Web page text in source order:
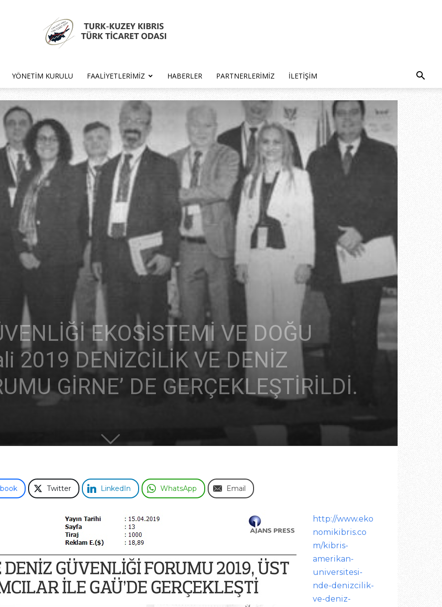
Kıbrıs
Türk
Odası
YÖNETIM KURULU FAALIYETLERIMIZ HABERLER PARTNERLERIMIZ İLETIŞIM
EKOSİSTEMİ VE DOĞU
2019 DENİZCİLİK VE DENİZ
GİRNE’ DE GERÇEKLEŞTİRİLDİ.
Twitter LinkedIn WhatsApp Email
http://www.eko
nomikibris.co
m/kibris-
amerikan-
universitesi-
nde-denizcilik-
ve-deniz-